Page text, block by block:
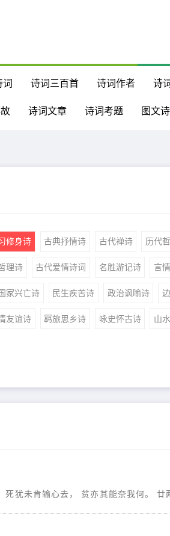
诗词三百首 诗词作者 诗
诗词文章 诗词考题 图文
修身诗 古典抒情诗 古代禅诗 历代
理诗 古代爱情诗词 名胜游记诗 言
家兴亡诗 民生疾苦诗 政治讽喻诗
友谊诗 羁旅思乡诗 咏史怀古诗 山
犹未肯输心去， 贫亦其能奈我何。 廿